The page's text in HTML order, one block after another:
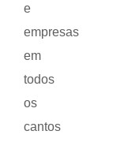
e
empresas
em
todos
os
cantos